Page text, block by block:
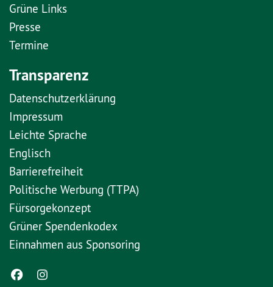
Grüne Links
Presse
Termine
Transparenz
Datenschutzerklärung
Impressum
Leichte Sprache
Englisch
Barrierefreiheit
Politische Werbung (TTPA)
Fürsorgekonzept
Grüner Spendenkodex
Einnahmen aus Sponsoring